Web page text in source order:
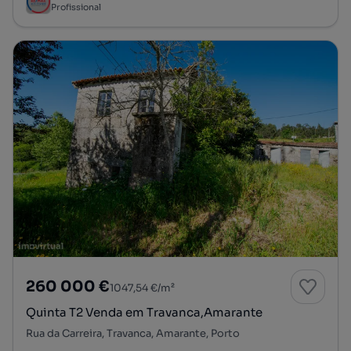
Profissional
260 000 €1047,54 €/m²
Quinta T2 Venda em Travanca,Amarante
Rua da Carreira, Travanca, Amarante, Porto